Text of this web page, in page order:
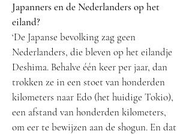
Japanners en de Nederlanders op het
eiland?
‘De Japanse bevolking zag geen
Nederlanders, die bleven op het eilandje
Deshima. Behalve één keer per jaar, dan
trokken ze in een stoet van honderden
kilometers naar Edo (het huidige Tokio),
een afstand van honderden kilometers,
om eer te bewijzen aan de shogun. En dat